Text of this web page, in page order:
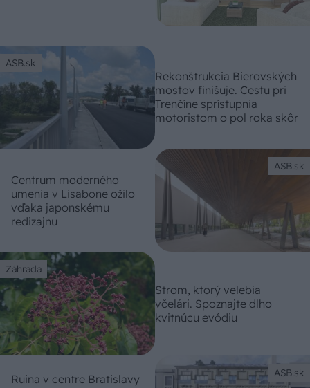
ASB.sk
Rekonštrukcia Bierovských
mostov finišuje. Cestu pri
Trenčíne sprístupnia
motoristom o pol roka skôr
ASB.sk
Centrum moderného
umenia v Lisabone ožilo
vďaka japonskému
redizajnu
Záhrada
Strom, ktorý velebia
včelári. Spoznajte dlho
kvitnúcu evódiu
ASB.sk
Ruina v centre Bratislavy